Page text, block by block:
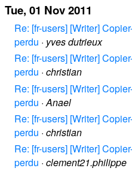
Tue, 01 Nov 2011
Re: [fr-users] [Writer]
perdu · yves dutrieux
Re: [fr-users] [Writer]
perdu · christian
Re: [fr-users] [Writer]
perdu · Anael
Re: [fr-users] [Writer]
perdu · christian
Re: [fr-users] [Writer]
perdu · clement21.philippe